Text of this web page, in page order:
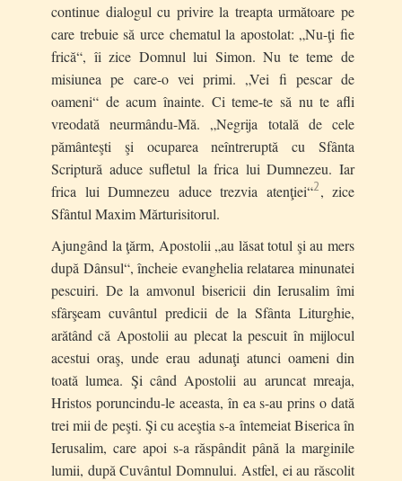
continue dialogul cu privire la treapta următoare pe
care trebuie să urce chematul la apostolat: „Nu-ţi fie
frică“, îi zice Domnul lui Simon. Nu te teme de
misiunea pe care-o vei primi. „Vei fi pescar de
oameni“ de acum înainte. Ci teme-te să nu te afli
vreodată neurmându-Mă. „Negrija totală de cele
pământeşti şi ocuparea neîntreruptă cu Sfânta
Scriptură aduce sufletul la frica lui Dumnezeu. Iar
frica lui Dumnezeu aduce trezvia atenţiei“2, zice
Sfântul Maxim Mărturisitorul.
Ajungând la ţărm, Apostolii „au lăsat totul şi au mers
după Dânsul“, încheie evanghelia relatarea minunatei
pescuiri. De la amvonul bisericii din Ierusalim îmi
sfârşeam cuvântul predicii de la Sfânta Liturghie,
arătând că Apostolii au plecat la pescuit în mijlocul
acestui oraş, unde erau adunaţi atunci oameni din
toată lumea. Şi când Apostolii au aruncat mreaja,
Hristos poruncindu-le aceasta, în ea s-au prins o dată
trei mii de peşti. Şi cu aceştia s-a întemeiat Biserica în
Ierusalim, care apoi s-a răspândit până la marginile
lumii, după Cuvântul Domnului. Astfel, ei au răscolit